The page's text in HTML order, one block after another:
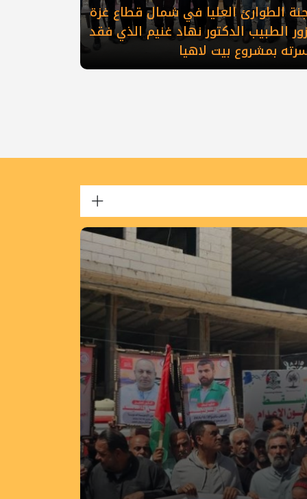
الطوارئ العليا في شمال قطاع غزة
الطبيب الدكتور نهاد غنيم الذي فقد
بمشروع بيت لاهيا